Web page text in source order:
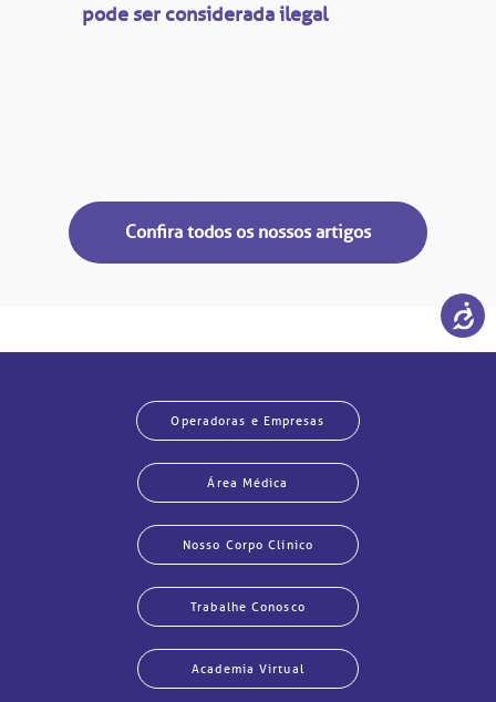
pode ser considerada ilegal
Confira todos os nossos artigos
Operadoras e Empresas
Área Médica
Nosso Corpo Clínico
Trabalhe Conosco
Academia Virtual